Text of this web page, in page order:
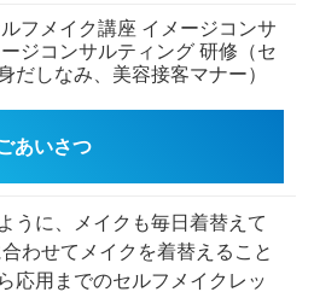
フメイク講座 イメージコンサ
ジコンサルティング 研修（セ
だしなみ、美容接客マナー）
あいさつ
うに、メイクも毎日着替えて
わせてメイクを着替えること
応用までのセルフメイクレッ